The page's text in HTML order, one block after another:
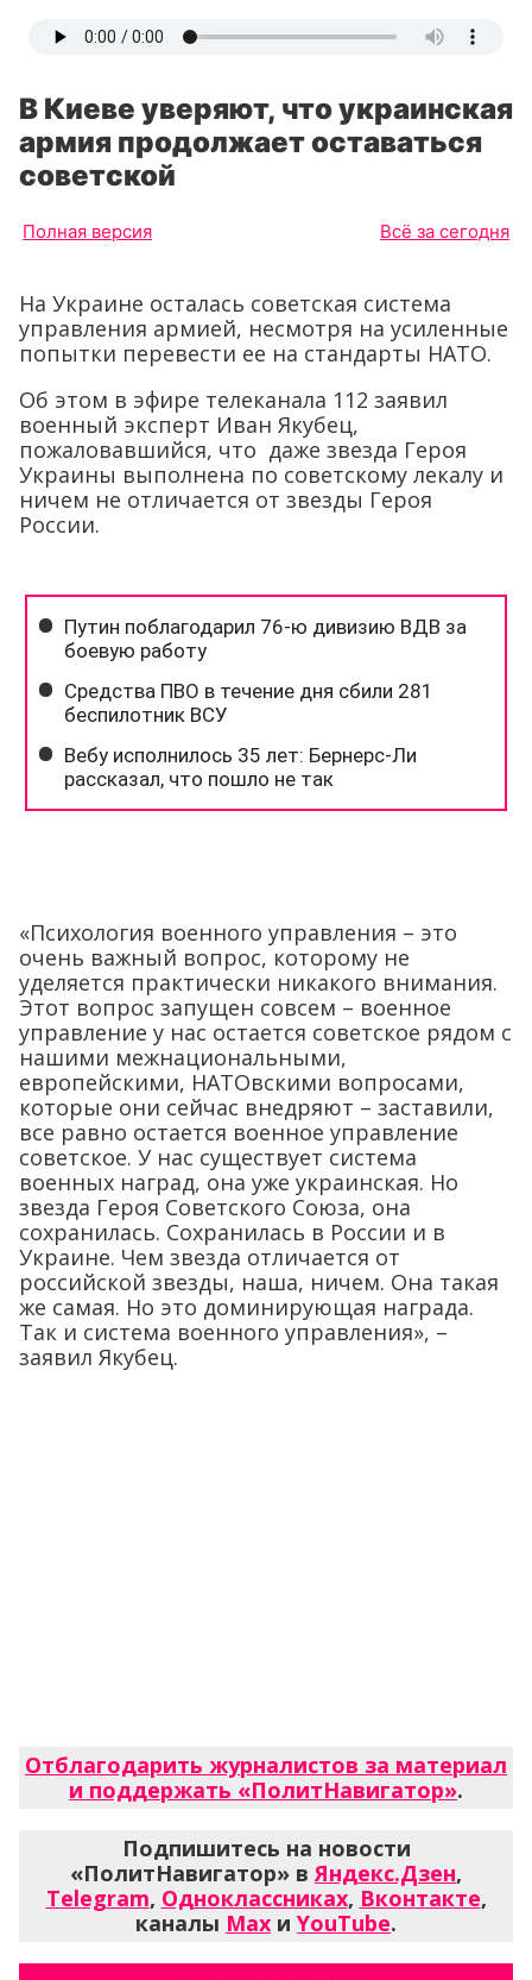
В Киеве уверяют, что украинская
армия продолжает оставаться
советской
Полная версия Всё за сегодня
На Украине осталась советская система
управления армией, несмотря на усиленные
попытки перевести ее на стандарты НАТО.
Об этом в эфире телеканала 112 заявил
военный эксперт Иван Якубец,
пожаловавшийся, что даже звезда Героя
Украины выполнена по советскому лекалу и
ничем не отличается от звезды Героя
России.
«Психология военного управления – это
очень важный вопрос, которому не
уделяется практически никакого внимания.
Этот вопрос запущен совсем – военное
управление у нас остается советское рядом с
нашими межнациональными,
европейскими, НАТОвскими вопросами,
которые они сейчас внедряют – заставили,
все равно остается военное управление
советское. У нас существует система
военных наград, она уже украинская. Но
звезда Героя Советского Союза, она
сохранилась. Сохранилась в России и в
Украине. Чем звезда отличается от
российской звезды, наша, ничем. Она такая
же самая. Но это доминирующая награда.
Так и система военного управления», –
заявил Якубец.
Отблагодарить журналистов за материал
и поддержать «ПолитНавигатор».
Подпишитесь на новости
«ПолитНавигатор» вЯндекс.Дзен,
Telegram, Одноклассниках, Вконтакте,
каналы Max и YouTube.